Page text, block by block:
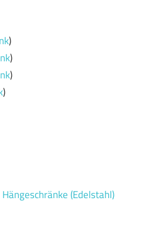
)
)
)
)
(Edelstahl)